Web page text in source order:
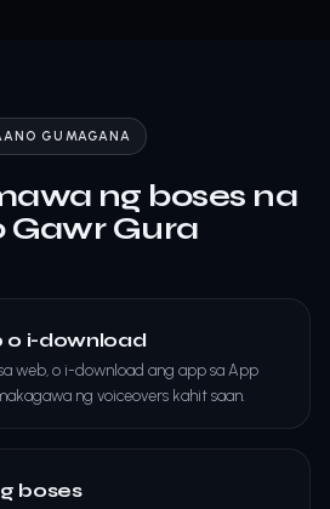
GUMAGANA
ng boses na
Gawr Gura
o i-download
web, o i-download ang app sa App
ng voiceovers kahit saan.
boses